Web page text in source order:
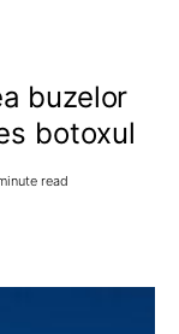
buzelor
botoxul
read